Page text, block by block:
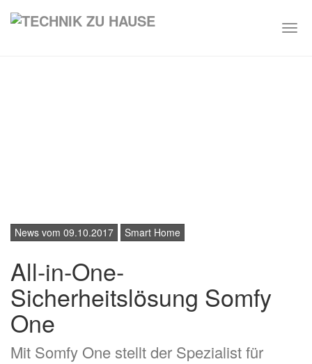
News vom 09.10.2017 Smart Home
All-in-One-
Sicherheitslösung Somfy
One
Mit Somfy One stellt der Spezialist für